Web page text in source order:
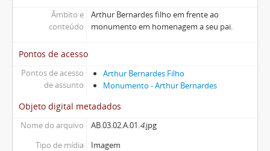
Âmbito e
conteúdo
Arthur Bernardes filho em frente ao
monumento em homenagem a seu pai.
Pontos de acesso
Pontos de acesso
de assunto
Arthur Bernardes Filho
Monumento - Arthur Bernardes
Objeto digital metadados
Nome do arquivo AB.03.02.A.01.4.jpg
Tipo de mídia
Imagem